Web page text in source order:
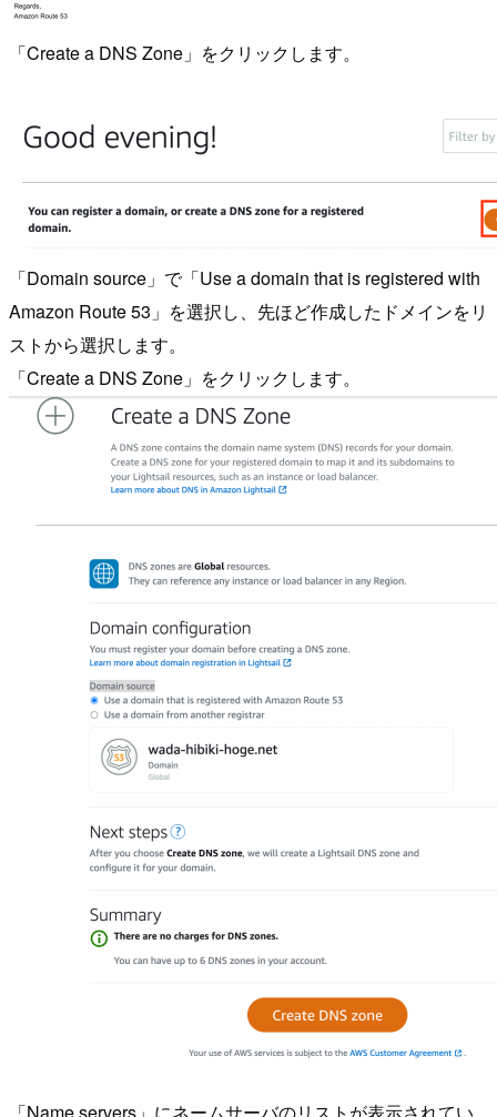
「Create a DNS Zone」をクリックします。
「Domain source」で「Use a domain that is registered with
Amazon Route 53」を選択し、先ほど作成したドメインをリ
ストから選択します。
「Create a DNS Zone」をクリックします。